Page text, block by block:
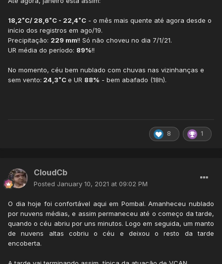
18,2˚C/ 28,6˚C - 22,4˚C - o mês mais quente até agora desde o
início dos registros em ago/19.
Precipitação: 229 mm!! Só não choveu no dia 7/1/21.
UR média do período: 89%!!
No momento, céu bem nublado com chuvas nas vizinhanças e
sem vento: 24,3˚Ce UR 88% - bem abafado (18h).
8 1
CloudCb
Posted January 10, 2021 at 09:02 PM
O dia hoje foi confortável aqui em Pombal. Amanheceu nublado
por nuvens médias, e assim permaneceu até o começo da tarde,
quando o céu abriu por uns minutos. Logo em seguida, um manto
de nuvens altas cobriu o céu e deixou o resto da tarde
encoberta.